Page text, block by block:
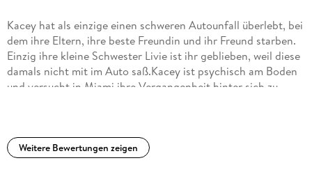
Kacey hat als einzige einen schweren Autounfall überlebt, bei
dem ihre Eltern, ihre beste Freundin und ihr Freund starben.
Einzig ihre kleine Schwester Livie ist ihr geblieben, weil diese
damals nicht mit im Auto saß.Kacey ist psychisch am Boden
und versucht in Miami ihre Vergangenheit hinter sich zu
einen Seite Storm und ihr Tochter Mia und auf der anderen
Seite Trent.Und langsam aber sicher bröckelt die Wand, die
Weitere Bewertungen zeigen